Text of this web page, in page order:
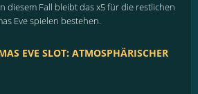
diesem Fall bleibt das x5 für die restlichen
Eve spielen bestehen.
EVE SLOT: ATMOSPHÄRISCHER